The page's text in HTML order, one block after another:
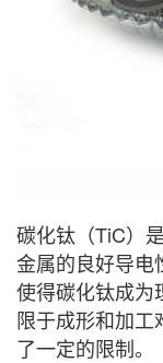
碳化钛（TiC）
金属的良好导电
使得碳化钛成为
限于成形和加工
了一定的限制。